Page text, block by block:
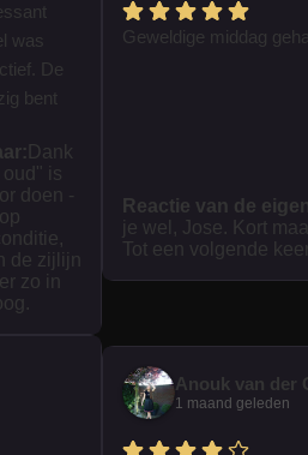
was
De
bent
Dank
is
doen -
de zijlijn
zo in
Geweldige middag
Reactie van de
je wel, Jose. Kort
Tot een volgende
Anouk van der
1 maand geleden